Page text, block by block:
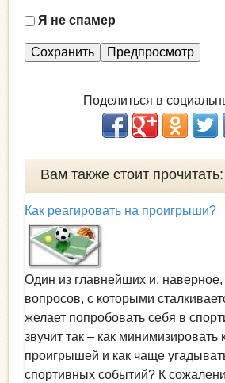
с
Я не спамер
Поделиться в
Вам также стоит прочитать:
Как реагировать на проигрыши?
Один из главнейших и,
вопросов, с которыми
желает попробовать себя в
звучит так – как минимизировать
проигрышей и как чаще
спортивных событий? К